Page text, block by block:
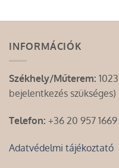
INFORMÁCIÓK
Székhely/Műterem:
bejelentkezés szükséges)
Telefon: +36 20 957 1669
Adatvédelmi tájékoztató